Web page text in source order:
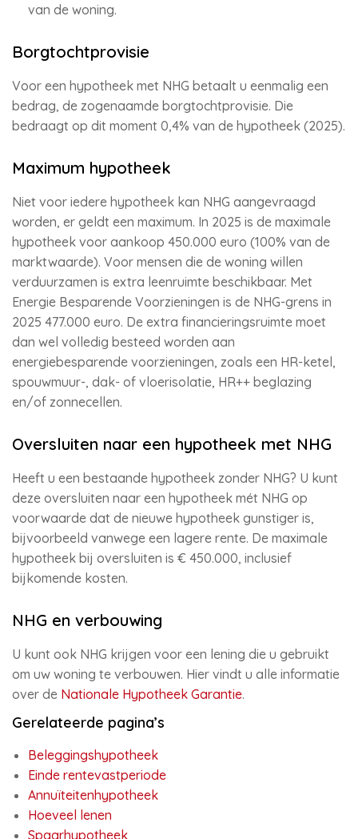
van de woning.
Borgtochtprovisie
Voor een hypotheek met NHG betaalt u eenmalig een
bedrag, de zogenaamde borgtochtprovisie. Die
bedraagt op dit moment 0,4% van de hypotheek (2025).
Maximum hypotheek
Niet voor iedere hypotheek kan NHG aangevraagd
worden, er geldt een maximum. In 2025 is de maximale
hypotheek voor aankoop 450.000 euro (100% van de
marktwaarde). Voor mensen die de woning willen
verduurzamen is extra leenruimte beschikbaar. Met
Energie Besparende Voorzieningen is de NHG-grens in
2025 477.000 euro. De extra financieringsruimte moet
dan wel volledig besteed worden aan
energiebesparende voorzieningen, zoals een HR-ketel,
spouwmuur-, dak- of vloerisolatie, HR++ beglazing
en/of zonnecellen.
Oversluiten naar een hypotheek met NHG
Heeft u een bestaande hypotheek zonder NHG? U kunt
deze oversluiten naar een hypotheek mét NHG op
voorwaarde dat de nieuwe hypotheek gunstiger is,
bijvoorbeeld vanwege een lagere rente. De maximale
hypotheek bij oversluiten is € 450.000, inclusief
bijkomende kosten.
NHG en verbouwing
U kunt ook NHG krijgen voor een lening die u gebruikt
om uw woning te verbouwen. Hier vindt u alle informatie
over de Nationale Hypotheek Garantie.
Gerelateerde pagina’s
Beleggingshypotheek
Einde rentevastperiode
Annuïteitenhypotheek
Hoeveel lenen
Spaarhypotheek